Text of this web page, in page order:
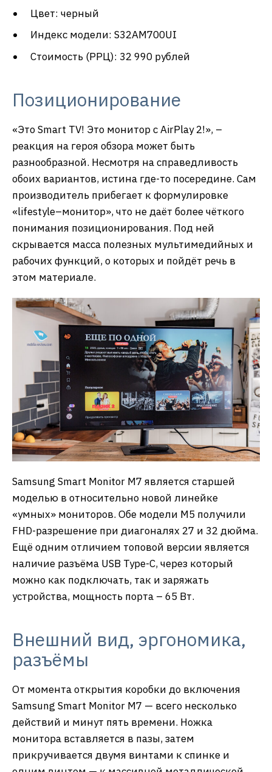
Цвет: черный
Индекс модели: S32AM700UI
Стоимость (РРЦ): 32 990 рублей
Позиционирование
«Это Smart TV! Это монитор с AirPlay 2!», –
реакция на героя обзора может быть
разнообразной. Несмотря на справедливость
обоих вариантов, истина где-то посередине. Сам
производитель прибегает к формулировке
«lifestyle–монитор», что не даёт более чёткого
понимания позиционирования. Под ней
скрывается масса полезных мультимедийных и
рабочих функций, о которых и пойдёт речь в
этом материале.
Samsung Smart Monitor M7 является старшей
моделью в относительно новой линейке
«умных» мониторов. Обе модели M5 получили
FHD-разрешение при диагоналях 27 и 32 дюйма.
Ещё одним отличием топовой версии является
наличие разъёма USB Type-C, через который
можно как подключать, так и заряжать
устройства, мощность порта – 65 Вт.
Внешний вид, эргономика,
разъёмы
От момента открытия коробки до включения
Samsung Smart Monitor M7 — всего несколько
действий и минут пять времени. Ножка
монитора вставляется в пазы, затем
прикручивается двумя винтами к спинке и